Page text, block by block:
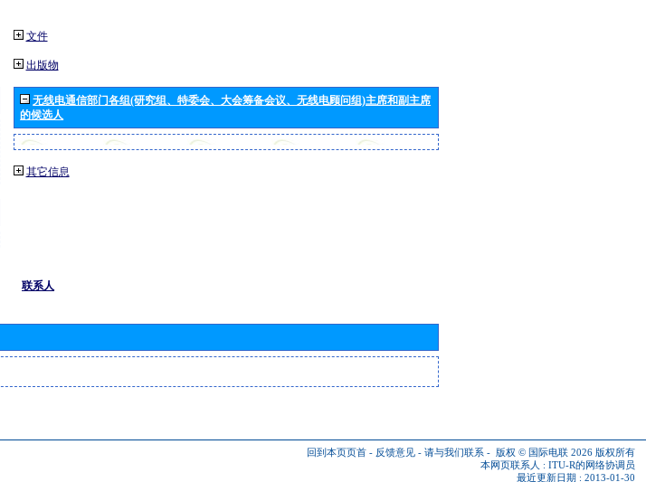
文件
出版物
无线电通信部门各组(研究组、特委会、大会筹备会议、无线电顾问组)主席和副主席
的候选人
其它信息
联系人
回到本页页首 - 反馈意见 - 请与我们联系 - 版权 © 国际电联 2026 版权所有
本网页联系人 : ITU-R的网络协调员
最近更新日期 : 2013-01-30